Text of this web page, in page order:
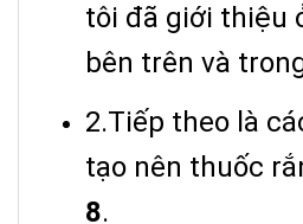
tôi đã giới thiệu
bên trên và
2.Tiếp theo là
tạo nên thuốc
8.